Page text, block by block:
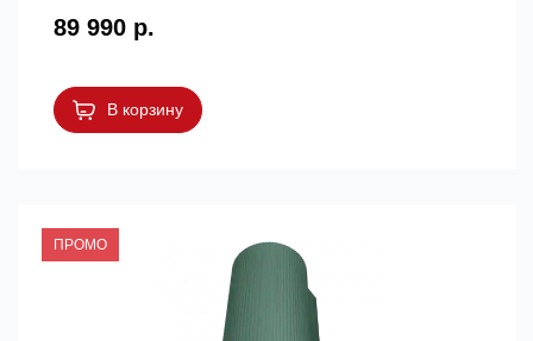
89 990 р.
В корзину
ПРОМО